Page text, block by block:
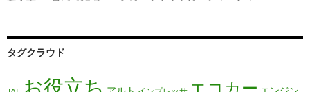
タグクラウド
お役立ち エコカー